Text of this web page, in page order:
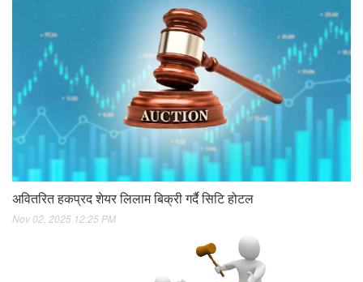
अवितरित हकप्रद शेयर लिलाम बिक्री गर्दै सिटि होटल
Nov 02, 2025 12:25 PM